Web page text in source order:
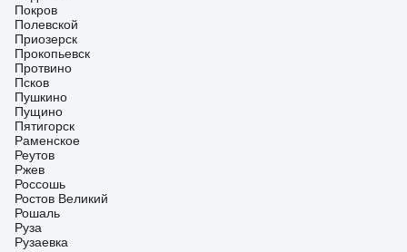
Покров
Полевской
Приозерск
Прокопьевск
Протвино
Псков
Пушкино
Пущино
Пятигорск
Раменское
Реутов
Ржев
Россошь
Ростов Великий
Рошаль
Руза
Рузаевка